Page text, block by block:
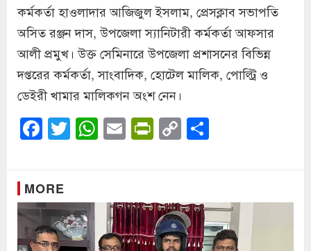
কর্মকর্তা হাওলাদার আজিজুল ইসলাম, প্রেসক্লাব সভাপতি
অসিত রঞ্জন দাস, উপজেলা স্যানিটারী কর্মকর্তা আফসার
আলী প্রমুখ। উক্ত সেমিনারে উপজেলা প্রশাসনের বিভিন্ন
দপ্তরের কর্মকর্তা, সাংবাদিক, হোটেল মালিক, পোল্ট্রি ও
ডেইরী খামার মালিকগন অংশ নেন।
Facebook
Twitter
WhatsApp
EmailPrintFriendly
Copy
Link
MORE